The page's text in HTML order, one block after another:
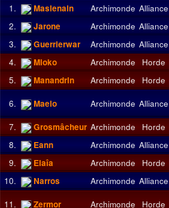
1.
Maslenain Archimonde Alliance
2.
Jarone Archimonde Alliance
3.
Guerrierwar Archimonde Alliance
4.
Mioko Archimonde Horde
5.
Manandrin Archimonde Horde
6. Maelo Archimonde Alliance
7. Grosmâcheur Archimonde Horde
8.
Eann Archimonde Alliance
9.
Elaîa Archimonde Horde
10.
Narros Archimonde Alliance
11. Zermor Archimonde Horde